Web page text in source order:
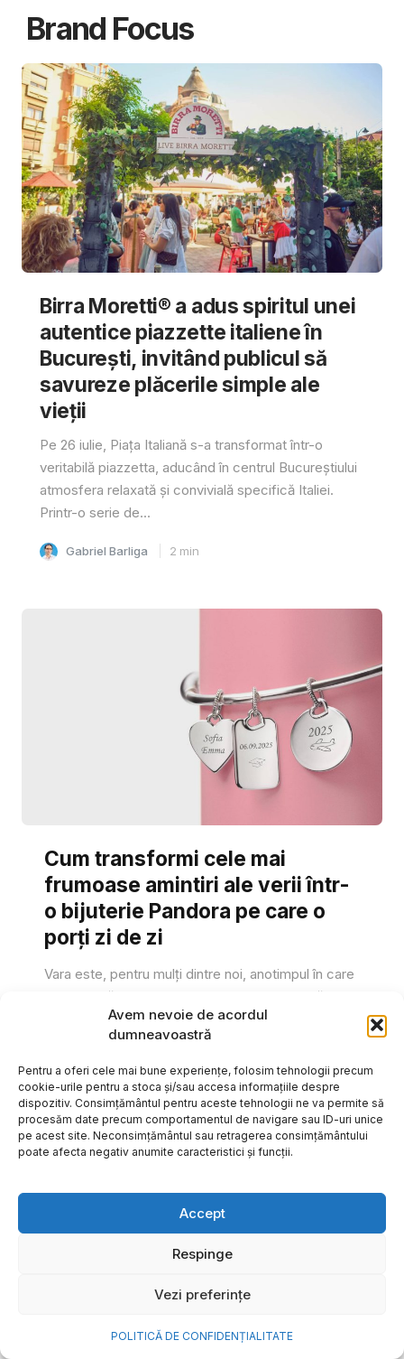
Avem nevoie de acordul
dumneavoastră
Pentru a oferi cele mai bune experiențe, folosim tehnologii precum
cookie-urile pentru a stoca și/sau accesa informațiile despre
dispozitiv. Consimțământul pentru aceste tehnologii ne va permite să
procesăm date precum comportamentul de navigare sau ID-uri unice
pe acest site. Neconsimțământul sau retragerea consimțământului
poate afecta negativ anumite caracteristici și funcții.
Accept
Respinge
Vezi preferințe
POLITICĂ DE CONFIDENȚIALITATE
Brand Focus
Birra Moretti® a adus spiritul unei
autentice piazzette italiene în
București, invitând publicul să
savureze plăcerile simple ale
vieții
Pe 26 iulie, Piața Italiană s-a transformat într-o
veritabilă piazzetta, aducând în centrul Bucureștiului
atmosfera relaxată și convivială specifică Italiei.
Printr-o serie de...
Gabriel Barliga 2 min
Cum transformi cele mai
frumoase amintiri ale verii într-
o bijuterie Pandora pe care o
porți zi de zi
Vara este, pentru mulți dintre noi, anotimpul în care
se întâmplă cele mai importante lucruri. Plecăm în
vacanțe pe care le planificăm luni...
Cristiana Todiresei
NOVA Power & Gas: un program